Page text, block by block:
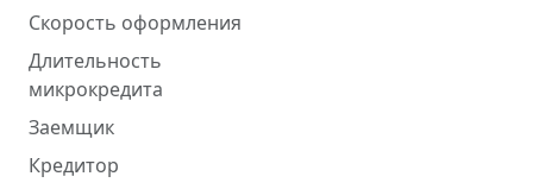
Скорость оформления
Длительность
микрокредита
Заемщик
Кредитор